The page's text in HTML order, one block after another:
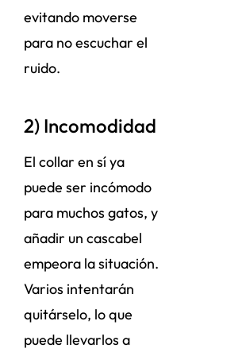
evitando moverse
para no escuchar el
ruido.
2) Incomodidad
El collar en sí ya
puede ser incómodo
para muchos gatos, y
añadir un cascabel
empeora la situación.
Varios intentarán
quitárselo, lo que
puede llevarlos a